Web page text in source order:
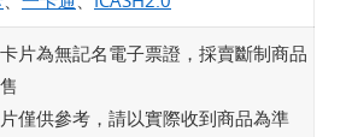
片為無記名電子票證，採賣斷制商品
僅供參考，請以實際收到商品為準